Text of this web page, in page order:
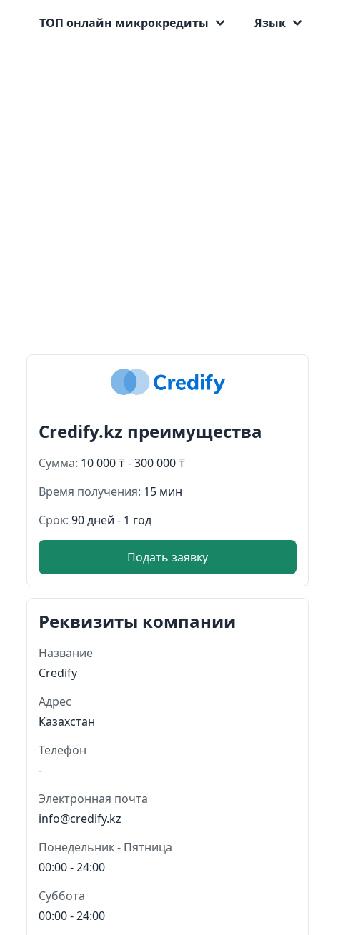
ТОП онлайн микрокредиты Язык
Credify.kz преимущества
Сумма: 10 000 ₸ - 300 000 ₸
Время получения: 15 мин
Срок:90 дней - 1 год
Подать заявку
Реквизиты компании
Название
Credify
Адрес
Казахстан
Телефон
-
Электронная почта
info@credify.kz
Понедельник - Пятница
00:00 - 24:00
Суббота
00:00 - 24:00